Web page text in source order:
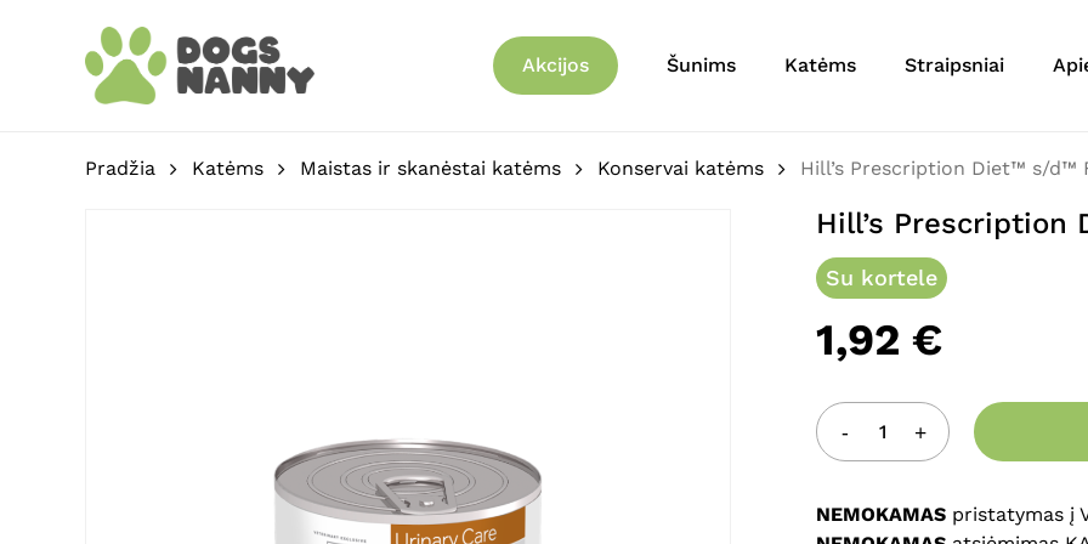
Akcijos Šunims Katėms Straipsniai
Pradžia Katėms Maistas ir skanėstai katėms Konservai katėms Hill’s Prescription Diet™ s/d™
Hill’s Prescription
Su kortele
1,92 €
NEMOKAMAS pristatymas į
Būkite pirmas aprašęs
Jūsų įvertinimas*
Jūsų atsiliepimas*